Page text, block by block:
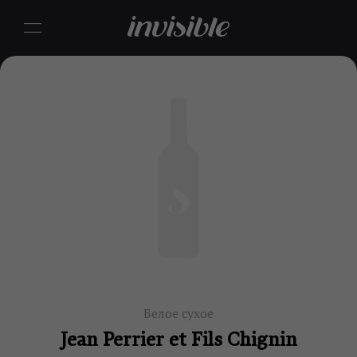
Белое сухое
Jean Perrier et Fils Chignin